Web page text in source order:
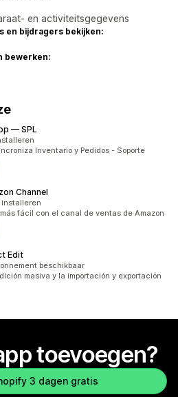
en activiteitsgegevens
en bijdragers bekijken:
bewerken:
— SPL
Inventario y Pedidos - Soporte
Channel
fácil con el canal de ventas de Amazon
Edit
beschikbaar
masiva y la importación y exportación
toevoegen?
3 dagen gratis